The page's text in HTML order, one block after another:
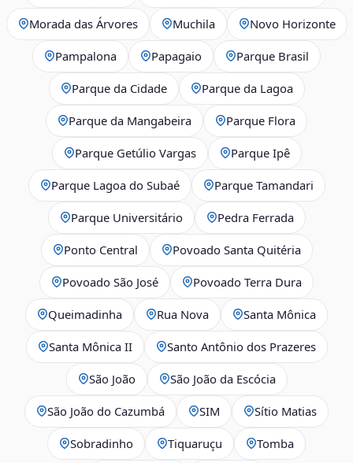
Morada das Árvores Muchila Novo Horizonte
Pampalona Papagaio Parque Brasil
Parque da Cidade Parque da Lagoa
Parque da Mangabeira Parque Flora
Parque Getúlio Vargas Parque Ipê
Parque Lagoa do Subaé Parque Tamandari
Parque Universitário Pedra Ferrada
Ponto Central Povoado Santa Quitéria
Povoado São José Povoado Terra Dura
Queimadinha Rua Nova Santa Mônica
Santa Mônica II Santo Antônio dos Prazeres
São João São João da Escócia
São João do Cazumbá SIM Sítio Matias
Sobradinho Tiquaruçu Tomba